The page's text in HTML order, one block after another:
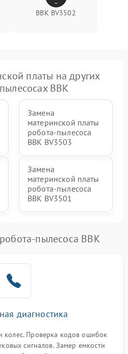
BBK BV3502
платы на других
BBK
Замена
материнской платы
робота-пылесоса
BBK BV3503
Замена
материнской платы
робота-пылесоса
BBK BV3501
пылесоса BBK
диагностика
колес. Проверка кодов ошибок
сигналов. Замер емкости